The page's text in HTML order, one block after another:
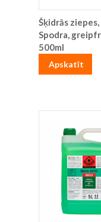
Šķidrās ziepes,
Spodra,
500ml
Apskatīt